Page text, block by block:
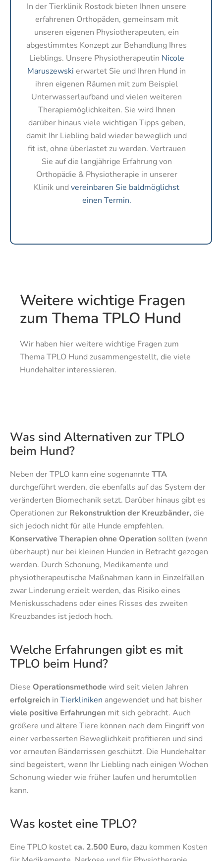
In der Tierklinik Rostock bieten Ihnen unsere
erfahrenen Orthopäden, gemeinsam mit
unseren eigenen Physiotherapeuten, ein
abgestimmtes Konzept zur Behandlung Ihres
Lieblings. Unsere Physiotherapeutin Nicole
Maruszewski erwartet Sie und Ihren Hund in
ihren eigenen Räumen mit zum Beispiel
Unterwasserlaufband und vielen weiteren
Therapiemöglichkeiten. Sie wird Ihnen
darüber hinaus viele wichtigen Tipps geben,
damit Ihr Liebling bald wieder beweglich und
fit ist, ohne überlastet zu werden. Vertrauen
Sie auf die langjährige Erfahrung von
Orthopädie & Physiotherapie in unserer
Klinik und vereinbaren Sie baldmöglichst
einen Termin.
Weitere wichtige Fragen
zum Thema TPLO Hund
Wir haben hier weitere wichtige Fragen zum
Thema TPLO Hund zusammengestellt, die viele
Hundehalter interessieren.
Was sind Alternativen zur TPLO
beim Hund?
Neben der TPLO kann eine sogenannte TTA
durchgeführt werden, die ebenfalls auf das System der
veränderten Biomechanik setzt. Darüber hinaus gibt es
Operationen zur Rekonstruktion der Kreuzbänder, die
sich jedoch nicht für alle Hunde empfehlen.
Konservative Therapien ohne Operation sollten (wenn
überhaupt) nur bei kleinen Hunden in Betracht gezogen
werden. Durch Schonung, Medikamente und
physiotherapeutische Maßnahmen kann in Einzelfällen
zwar Linderung erzielt werden, das Risiko eines
Meniskusschadens oder eines Risses des zweiten
Kreuzbandes ist jedoch hoch.
Welche Erfahrungen gibt es mit
TPLO beim Hund?
Diese Operationsmethode wird seit vielen Jahren
erfolgreich in Tierkliniken angewendet und hat bisher
viele positive Erfahrungen mit sich gebracht. Auch
größere und ältere Tiere können nach dem Eingriff von
einer verbesserten Beweglichkeit profitieren und sind
vor erneuten Bänderrissen geschützt. Die Hundehalter
sind begeistert, wenn Ihr Liebling nach einigen Wochen
Schonung wieder wie früher laufen und herumtollen
kann.
Was kostet eine TPLO?
Eine TPLO kostetca. 2.500 Euro, dazu kommen Kosten